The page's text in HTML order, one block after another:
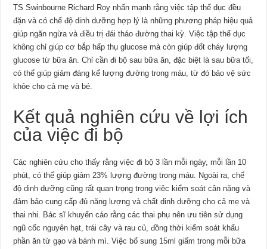
TS Swinbourne Richard Roy nhấn mạnh rằng việc tập thể dục đều
đặn và có chế độ dinh dưỡng hợp lý là những phương pháp hiệu quả
giúp ngăn ngừa và điều trị đái tháo đường thai kỳ. Việc tập thể dục
không chỉ giúp cơ bắp hấp thụ glucose mà còn giúp đốt cháy lượng
glucose từ bữa ăn. Chỉ cần đi bộ sau bữa ăn, đặc biệt là sau bữa tối,
có thể giúp giảm đáng kể lượng đường trong máu, từ đó bảo vệ sức
khỏe cho cả mẹ và bé.
Kết quả nghiên cứu về lợi ích
của việc đi bộ
Các nghiên cứu cho thấy rằng việc đi bộ 3 lần mỗi ngày, mỗi lần 10
phút, có thể giúp giảm 23% lượng đường trong máu. Ngoài ra, chế
độ dinh dưỡng cũng rất quan trọng trong việc kiểm soát cân nặng và
đảm bảo cung cấp đủ năng lượng và chất dinh dưỡng cho cả mẹ và
thai nhi. Bác sĩ khuyến cáo rằng các thai phụ nên ưu tiên sử dụng
ngũ cốc nguyên hạt, trái cây và rau củ, đồng thời kiểm soát khẩu
phần ăn từ gạo và bánh mì. Việc bổ sung 15ml giấm trong mỗi bữa